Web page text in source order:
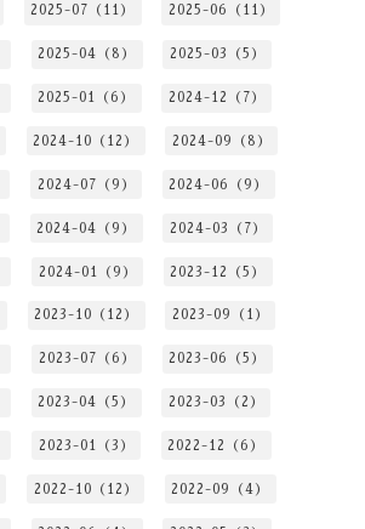
2025-07（11） 2025-06（11）
2025-04（8） 2025-03（5）
2025-01（6） 2024-12（7）
2024-10（12） 2024-09（8）
2024-07（9） 2024-06（9）
2024-04（9） 2024-03（7）
2024-01（9） 2023-12（5）
2023-10（12） 2023-09（1）
2023-07（6） 2023-06（5）
2023-04（5） 2023-03（2）
2023-01（3） 2022-12（6）
2022-10（12） 2022-09（4）